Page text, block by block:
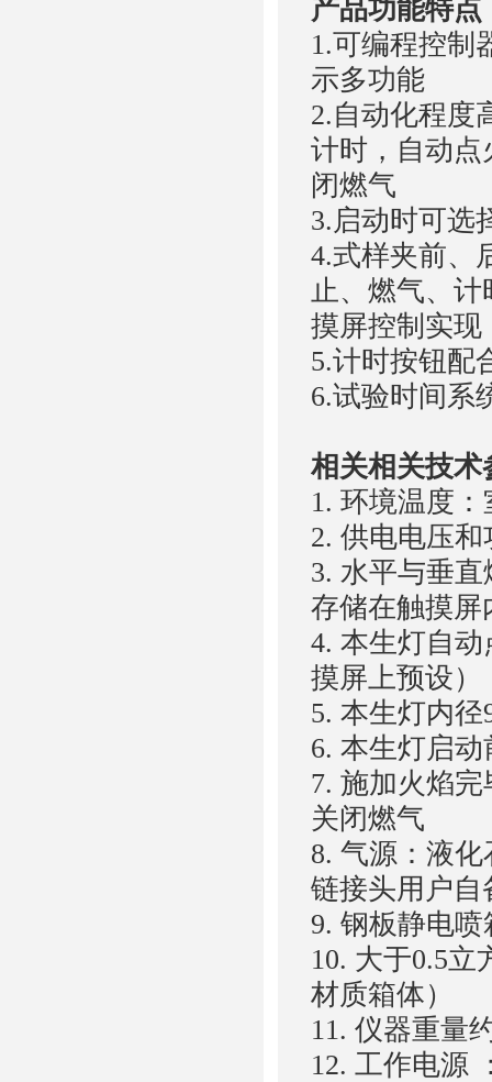
产品功能
1.可编程控制
示多功能
2.自动化程度
计时，自动点
闭燃气
3.启动时可选
4.式样夹前、
止、燃气、计
摸屏控制实现
5.计时按钮配
6.试验时间系
相关相关
1. 环境温度
2. 供电电压
3. 水平与垂
存储在触摸屏
4. 本生灯自
摸屏上预设）
5. 本生灯内径
6. 本生灯启
7. 施加火焰
关闭燃气
8. 气源：液
链接头用户自
9. 钢板静电喷
10. 大于0.5立
材质箱体）
11. 仪器重量
12. 工作电源